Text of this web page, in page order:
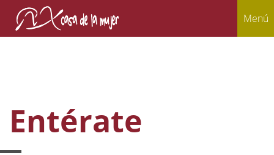
Menú
Entérate